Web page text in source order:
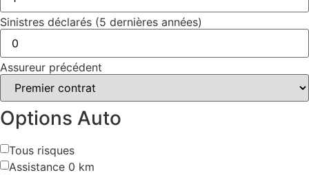
Sinistres déclarés (5 dernières années)
Assureur précédent
Options Auto
Tous risques
Assistance 0 km